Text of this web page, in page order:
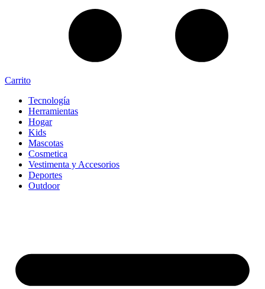
Carrito
Tecnología
Herramientas
Hogar
Kids
Mascotas
Cosmetica
Vestimenta y Accesorios
Deportes
Outdoor